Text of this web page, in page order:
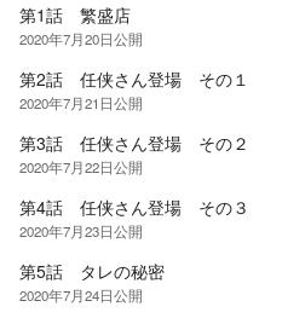
第1話 繁盛店
2020年7月20日公開
第2話 任侠さん登場 その１
2020年7月21日公開
第3話 任侠さん登場 その２
2020年7月22日公開
第4話 任侠さん登場 その３
2020年7月23日公開
第5話 タレの秘密
2020年7月24日公開